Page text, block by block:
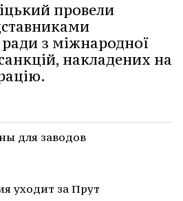
провели
з міжнародної
накладених на
для заводов
уходит за Прут